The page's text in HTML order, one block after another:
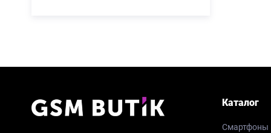
Каталог
Смартфоны